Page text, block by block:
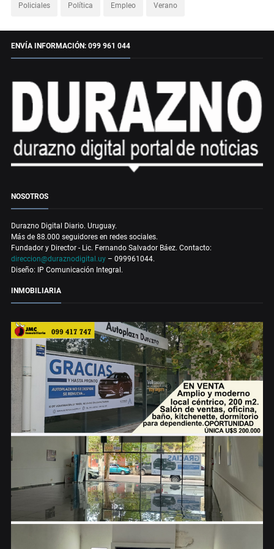
Policiales Política Empleo Verano
ENVÍA INFORMACIÓN: 099 961 044
NOSOTROS
Durazno Digital Diario. Uruguay.
Más de 88.000 seguidores en redes sociales.
Fundador y Director - Lic. Fernando Salvador Báez. Contacto:
direccion@duraznodigital.uy – 099961044.
Diseño: IP Comunicación Integral.
INMOBILIARIA